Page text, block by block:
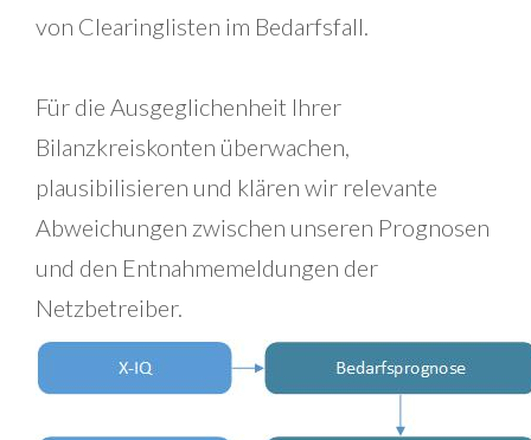
von Clearinglisten im Bedarfsfall.
Für die Ausgeglichenheit Ihrer
Bilanzkreiskonten überwachen,
plausibilisieren und klären wir relevante
Abweichungen zwischen unseren Prognosen
und den Entnahmemeldungen der
Netzbetreiber.